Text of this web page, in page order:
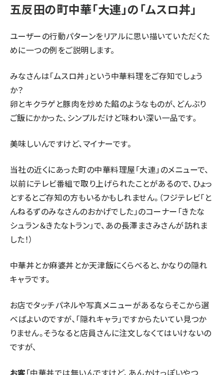
五反田の町中華「大連」の「ムスロ丼」
ユーザーの行動パターンをリアルに思い描いていただくた
めに一つの例をご説明します。
みなさんは「ムスロ丼」という中華料理をご存知でしょう
か？
卵とキクラゲと豚肉を炒めた餡のようなものが、どんぶり
ご飯にかかった、シンプルだけど味わい深い一品です。
美味しいんですけど、マイナーです。
当社の近くにあった町の中華料理屋「大連」のメニューで、
以前にテレビ番組で取り上げられたことがあるので、ひょっ
とするとご存知の方もいるかもしれません。（フジテレビ「と
んねるずのみなさんのおかげでした」のコーナー「きたな
シュラン＆きたなトラン」で、あの長澤まさみさんが訪れま
した！）
中華丼とか麻婆丼とか天津飯にくらべると、かなりの隠れ
キャラです。
お店でタッチパネルや写真メニューがあるならそこから選
べばよいのですが、「隠れキャラ」ですからたいてい見つか
りません。そうなると店員さんに注文しなくてはいけないの
ですが、
お客「中華丼では無いんですけど、あんかけっぽいやつ